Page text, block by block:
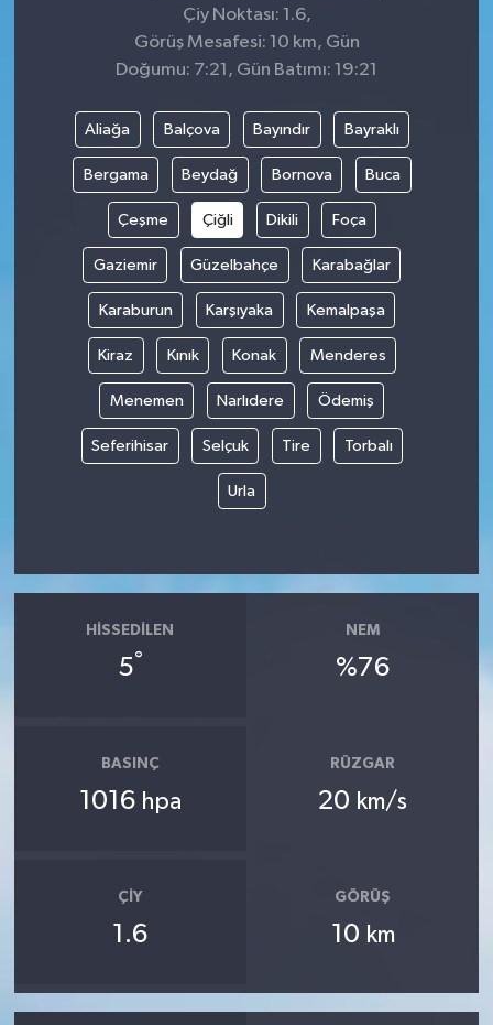
Çiy Noktası: 1.6,
Görüş Mesafesi: 10 km, Gün
Doğumu: 7:21, Gün Batımı: 19:21
Aliağa Balçova Bayındır Bayraklı
Bergama Beydağ Bornova Buca
Çeşme Çiğli Dikili Foça
Gaziemir Güzelbahçe Karabağlar
Karaburun Karşıyaka Kemalpaşa
Kiraz Kınık Konak Menderes
Menemen Narlıdere Ödemiş
Seferihisar Selçuk Tire Torbalı
Urla
HISSEDILEN
5°
NEM
%76
BASINÇ
1016 hpa
RÜZGAR
20 km/s
ÇIY
1.6
GÖRÜŞ
10 km